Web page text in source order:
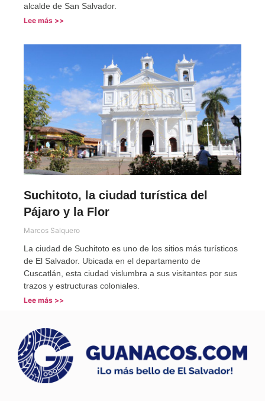
alcalde de San Salvador.
Lee más >>
Suchitoto, la ciudad turística del
Pájaro y la Flor
Marcos Salquero
La ciudad de Suchitoto es uno de los sitios más turísticos
de El Salvador. Ubicada en el departamento de
Cuscatlán, esta ciudad vislumbra a sus visitantes por sus
trazos y estructuras coloniales.
Lee más >>